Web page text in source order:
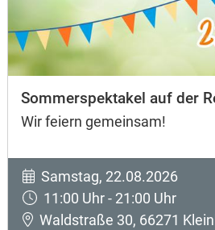
Sommerspektakel auf der
Wir feiern gemeinsam!
Samstag, 22.08.2026
11:00 Uhr - 21:00 Uhr
Waldstraße 30, 66271